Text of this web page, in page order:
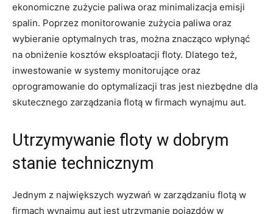
ekonomiczne zużycie paliwa‍ oraz minimalizacja⁣ emisji
spalin. Poprzez monitorowanie zużycia paliwa oraz
wybieranie optymalnych tras, ⁣można⁢ znacząco wpłynąć
na obniżenie kosztów eksploatacji floty.⁤ Dlatego też,
inwestowanie w systemy monitorujące oraz
oprogramowanie do optymalizacji tras jest niezbędne dla
skutecznego zarządzania flotą ​w firmach wynajmu aut.
Utrzymywanie‌ floty w dobrym
stanie technicznym
Jednym z największych⁤ wyzwań⁣ w zarządzaniu flotą w
firmach wynajmu aut jest utrzymanie pojazdów ⁤w